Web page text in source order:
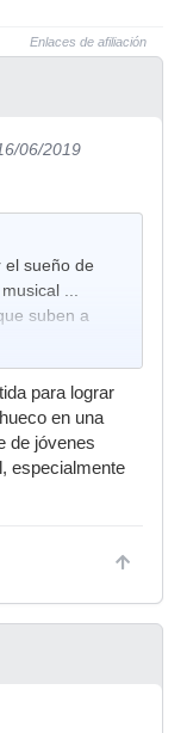
Enlaces de afiliación
06/2019
el sueño de
...
suben a
para lograr
en una
de jóvenes
especialmente